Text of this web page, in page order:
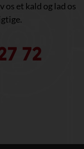
os et kald og lad os
72